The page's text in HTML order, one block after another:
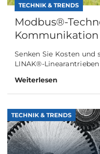
TECHNIK & TRENDS
Modbus®-
Kommunikation
Senken Sie Kosten
LINAK®-
Weiterlesen
TECHNIK & TRENDS